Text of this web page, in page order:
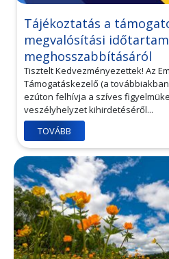
Tájékoztatás a
megvalósítási
meghosszabbításáról
Tisztelt Kedvezményezettek! Az
Támogatáskezelő (a
ezúton felhívja a szíves
veszélyhelyzet kihirdetéséről...
TOVÁBB